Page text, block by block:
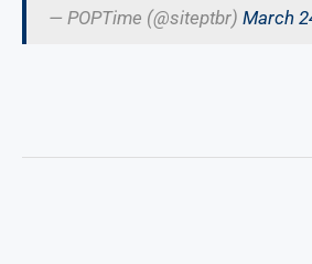
— POPTime (@siteptbr) March